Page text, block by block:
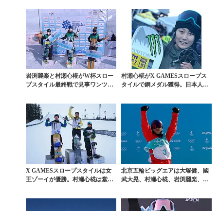
岩渕麗楽と村瀬心椛がW杯スロー
プスタイル最終戦で見事ワンツー
村瀬心椛がX GAMESスロープス
タイルで銅メダル獲得。日本人初
X GAMESスロープスタイルは女
王ゾーイが優勝。村瀬心椛は堂々
北京五輪ビッグエアは大塚健、國
武大晃、村瀬心椛、岩渕麗楽、鬼